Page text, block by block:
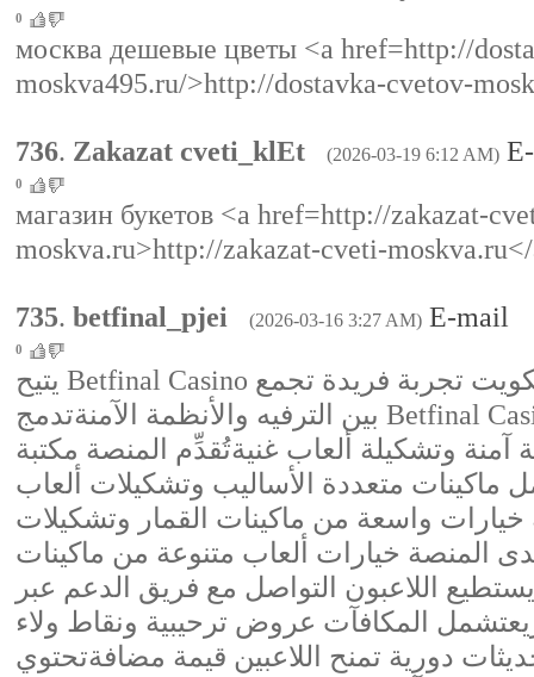
0
москва дешевые цветы <a href=http://
moskva495.ru/>http://dostavka-cvetov-
736. Zakazat cveti_klEt (2026-03-19 6:12 AM)
0
магазин букетов <a href=http://zakazat-
moskva.ru>http://zakazat-cveti-
735. betfinal_pjei (2026-03-16 3:27 AM) E-mail
0
يتيح Betfinal Casino للكثير من اللاعبين في الكويت تجربة فريدة تجمع
بين الترفيه والأنظمة الآمنةتدمج Betfinal Casino بين المتعة
وتشكيلة ألعاب غنيةتُقدِّم المنصة مكتبة
متعددة الأساليب وتشكيلات ألعاب
واسعة من ماكينات القمار وتشكيلات
لدى المنصة خيارات ألعاب متنوعة من ماكينات
اللاعبون التواصل مع فريق الدعم عبر
المكافآت عروض ترحيبية ونقاط ولاء
دورية تمنح اللاعبين قيمة مضافةتحتوي